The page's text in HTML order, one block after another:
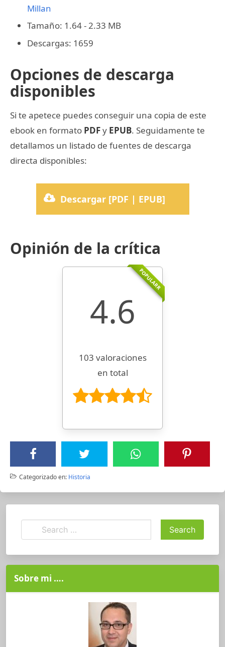
Millan
Tamaño: 1.64 - 2.33 MB
Descargas: 1659
Opciones de descarga
disponibles
Si te apetece puedes conseguir una copia de este
ebook en formato PDFy EPUB. Seguidamente te
detallamos un listado de fuentes de descarga
directa disponibles:
Descargar [PDF | EPUB]
Opinión de la crítica
POPULARR
4.6
103 valoraciones
en total
Categorizado en: Historia
Sobre mi ….